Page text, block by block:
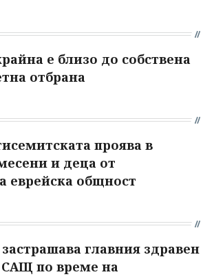
е близо до собствена
отбрана
проява в
и деца от
еврейска общност
главния здравен
САЩ по време на